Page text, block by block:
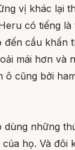
vị khác lại
có tiếng là
cầu khấn
mái hơn và
ô cũng bởi
dùng những
họ. Và đôi